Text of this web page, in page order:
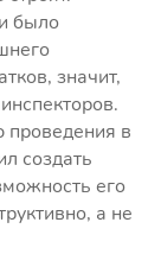
было
значит,
в
создать
его
а не